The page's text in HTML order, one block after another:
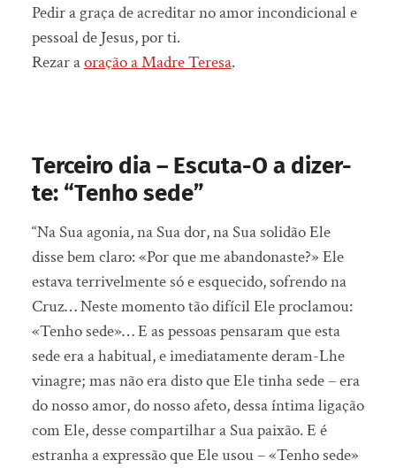
Pedir a graça de acreditar no amor incondicional e
pessoal de Jesus, por ti.
Rezar aoração a Madre Teresa.
Terceiro dia – Escuta-O a dizer-
te: “Tenho sede”
“Na Sua agonia, na Sua dor, na Sua solidão Ele
disse bem claro: «Por que me abandonaste?» Ele
estava terrivelmente só e esquecido, sofrendo na
Cruz… Neste momento tão difícil Ele proclamou:
«Tenho sede»… E as pessoas pensaram que esta
sede era a habitual, e imediatamente deram-Lhe
vinagre; mas não era disto que Ele tinha sede – era
do nosso amor, do nosso afeto, dessa íntima ligação
com Ele, desse compartilhar a Sua paixão. E é
estranha a expressão que Ele usou – «Tenho sede»